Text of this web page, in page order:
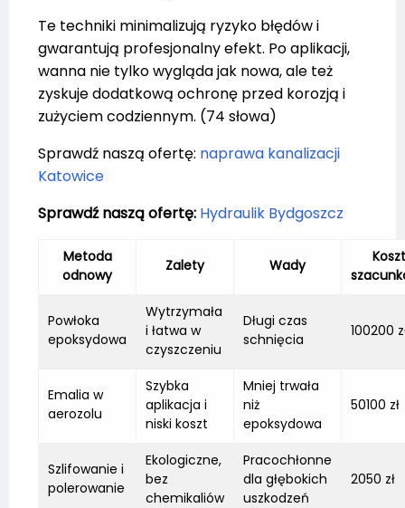
Te techniki minimalizują ryzyko błędów i
gwarantują profesjonalny efekt. Po aplikacji,
wanna nie tylko wygląda jak nowa, ale też
zyskuje dodatkową ochronę przed korozją i
zużyciem codziennym. (74 słowa)
Sprawdź naszą ofertę: naprawa kanalizacji
Katowice
Sprawdź naszą ofertę: Hydraulik Bydgoszcz
Metoda
odnowy
Zalety Wady
Koszt
Powłoka
epoksydowa
Wytrzymała
i łatwa w
czyszczeniu
Długi czas
schnięcia
100200
Emalia w
aerozolu
Szybka
aplikacja i
niski koszt
Mniej trwała
niż
epoksydowa
50100 zł
Szlifowanie i
polerowanie
Ekologiczne,
bez
chemikaliów
Pracochłonne
dla głębokich
uszkodzeń
2050 zł